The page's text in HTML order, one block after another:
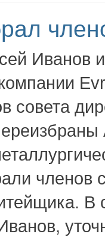
Иванов
совета
членов
В